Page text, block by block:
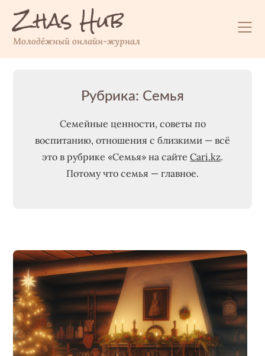
Перейти
содержимому
Zhas Hub
Молодёжный онлайн-журнал
Рубрика: Семья
Семейные ценности, советы по
воспитанию, отношения с близкими — всё
это в рубрике «Семья» на сайте Cari.kz.
Потому что семья — главное.